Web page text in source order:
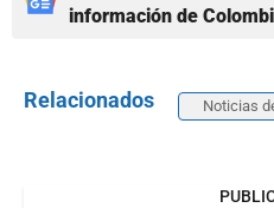
información de
Relacionados Noticias